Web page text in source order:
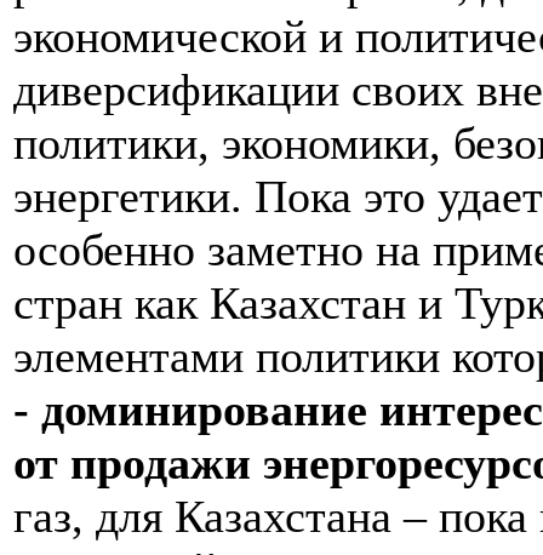
экономической и
диверсификации своих
политики, экономики,
энергетики. Пока это
особенно заметно на
стран как Казахстан и
элементами политики
- доминирование
от продажи
газ, для Казахстана –